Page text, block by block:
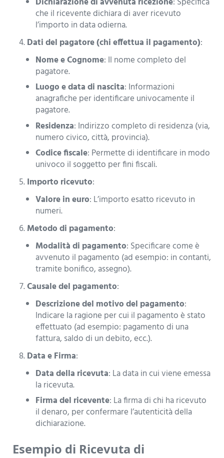
che il ricevente dichiara di aver ricevuto
l’importo in data odierna.
Dati del pagatore (chi effettua il pagamento):
Nome e Cognome: Il nome completo del
pagatore.
Luogo e data di nascita: Informazioni
anagrafiche per identificare univocamente il
pagatore.
Residenza: Indirizzo completo di residenza (via,
numero civico, città, provincia).
Codice fiscale: Permette di identificare in modo
univoco il soggetto per fini fiscali.
Importo ricevuto:
Valore in euro: L’importo esatto ricevuto in
numeri.
Metodo di pagamento:
Modalità di pagamento: Specificare come è
avvenuto il pagamento (ad esempio: in contanti,
tramite bonifico, assegno).
Causale del pagamento:
Descrizione del motivo del pagamento:
Indicare la ragione per cui il pagamento è stato
effettuato (ad esempio: pagamento di una
fattura, saldo di un debito, ecc.).
Data e Firma:
Data della ricevuta: La data in cui viene emessa
la ricevuta.
Firma del ricevente: La firma di chi ha ricevuto
il denaro, per confermare l’autenticità della
dichiarazione.
Esempio di Ricevuta di